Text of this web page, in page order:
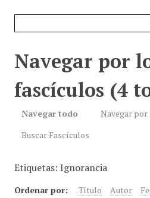
Navegar por
fascículos (4
Navegar todo
Navegar por
Buscar Fascículos
Etiquetas: Ignorancia
Ordenar por: Título Autor